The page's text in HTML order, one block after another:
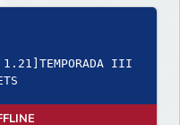
III